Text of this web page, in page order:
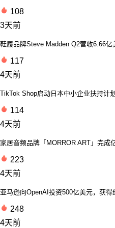
108
3天前
鞋履品牌Steve Madden Q2营收6.66亿
117
4天前
TikTok Shop启动日本中小企业扶持计
114
4天前
家居音频品牌「MORROR ART」完成
223
4天前
亚马逊向OpenAI投资500亿美元，获得
248
4天前